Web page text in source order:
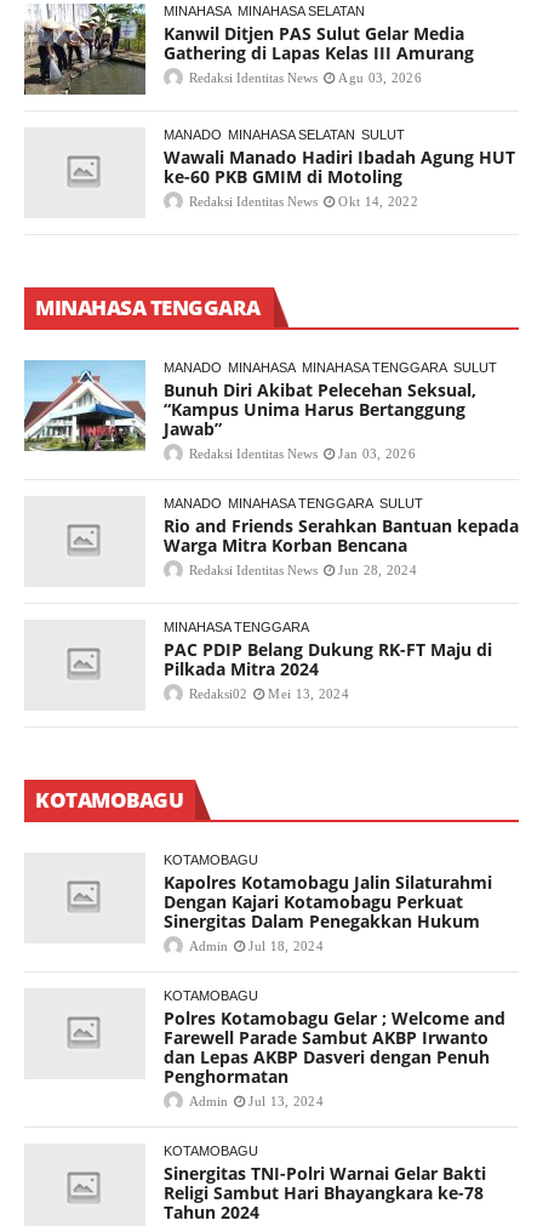
MINAHASA MINAHASA SELATAN
Kanwil Ditjen PAS Sulut Gelar Media
Gathering di Lapas Kelas III Amurang
Redaksi Identitas News Agu 03, 2026
MANADO MINAHASA SELATAN SULUT
Wawali Manado Hadiri Ibadah Agung HUT
ke-60 PKB GMIM di Motoling
Redaksi Identitas News Okt 14, 2022
MINAHASA TENGGARA
MANADO MINAHASA MINAHASA TENGGARA SULUT
Bunuh Diri Akibat Pelecehan Seksual,
“Kampus Unima Harus Bertanggung
Jawab”
Redaksi Identitas News Jan 03, 2026
MANADO MINAHASA TENGGARA SULUT
Rio and Friends Serahkan Bantuan kepada
Warga Mitra Korban Bencana
Redaksi Identitas News Jun 28, 2024
MINAHASA TENGGARA
PAC PDIP Belang Dukung RK-FT Maju di
Pilkada Mitra 2024
Redaksi02 Mei 13, 2024
KOTAMOBAGU
KOTAMOBAGU
Kapolres Kotamobagu Jalin Silaturahmi
Dengan Kajari Kotamobagu Perkuat
Sinergitas Dalam Penegakkan Hukum
Admin Jul 18, 2024
KOTAMOBAGU
Polres Kotamobagu Gelar ; Welcome and
Farewell Parade Sambut AKBP Irwanto
dan Lepas AKBP Dasveri dengan Penuh
Penghormatan
Admin Jul 13, 2024
KOTAMOBAGU
Sinergitas TNI-Polri Warnai Gelar Bakti
Religi Sambut Hari Bhayangkara ke-78
Tahun 2024